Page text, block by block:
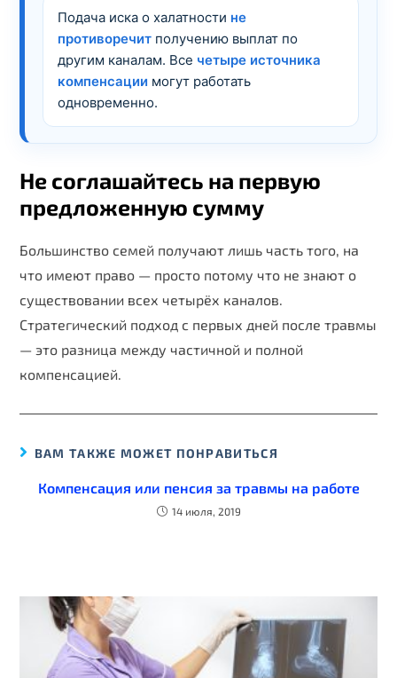
Подача иска о халатности не
противоречит получению выплат по
другим каналам. Все четыре источника
компенсации могут работать
одновременно.
Не соглашайтесь на первую
предложенную сумму
Большинство семей получают лишь часть того, на
что имеют право — просто потому что не знают о
существовании всех четырёх каналов.
Стратегический подход с первых дней после травмы
— это разница между частичной и полной
компенсацией.
ВАМ ТАКЖЕ МОЖЕТ ПОНРАВИТЬСЯ
Компенсация или пенсия за травмы на работе
14 июля, 2019